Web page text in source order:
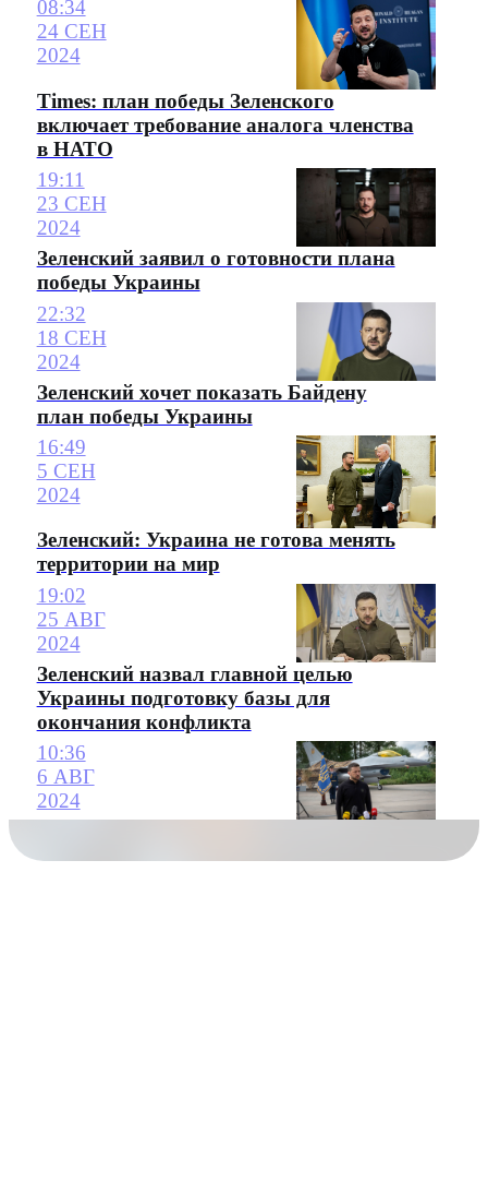
08:34
24 СЕН
2024
Times: план победы Зеленского
включает требование аналога членства
в НАТО
19:11
23 СЕН
2024
Зеленский заявил о готовности плана
победы Украины
22:32
18 СЕН
2024
Зеленский хочет показать Байдену
план победы Украины
16:49
5 СЕН
2024
Зеленский: Украина не готова менять
территории на мир
19:02
25 АВГ
2024
Зеленский назвал главной целью
Украины подготовку базы для
окончания конфликта
10:36
6 АВГ
2024